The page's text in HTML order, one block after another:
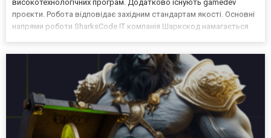
високотехнологічних програм. Додатково існують gamedev
проєкти. Робота відповідає західним стандартам якості. Основні
напрями роботи SharksCode IT компанія Шаркскод намагається